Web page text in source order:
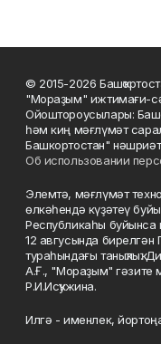
© 2015-2026
"Мораҙым" ижтимағи-
Ойоштороусылары:
һәм киң мәғлүмәт
Башкортостан"
Об использовании
Элемтә, мәғлүмәт
өлкәһендә күҙәтеү
Республикаһы буйынса
12 авгусында
тураһындағы
А.Ғ., "Мораҙым" гәзите
Р.И.Исҡужина.
Илгә - именлек, йортоңа